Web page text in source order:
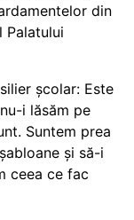
din
Palatului
școlar: Este
i lăsăm pe
Suntem prea
și să-i
ceea ce fac